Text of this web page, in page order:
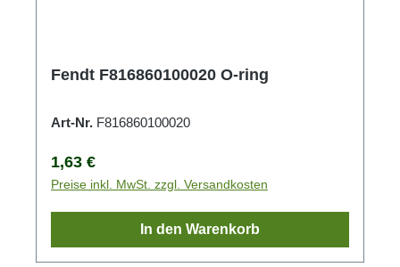
Fendt F816860100020 O-ring
Art-Nr. F816860100020
Regulärer Preis:
1,63 €
Preise inkl. MwSt. zzgl. Versandkosten
In den Warenkorb